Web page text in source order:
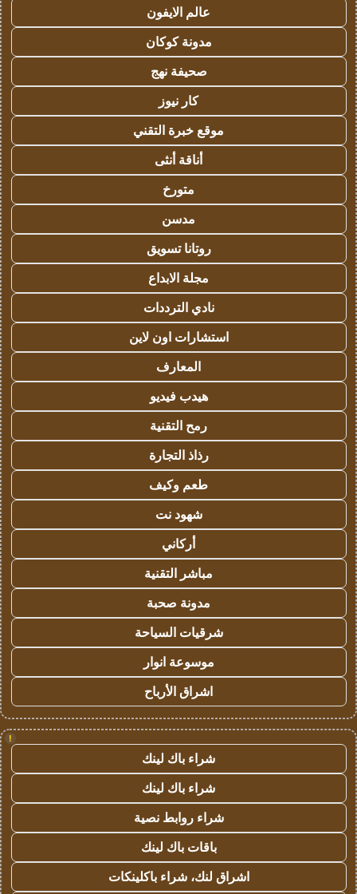
عالم الايفون
مدونة كوكان
صحيفة نهج
كار نيوز
موقع خبرة التقني
أناقة أنثى
متورخ
مدسن
روتانا تسويق
مجلة الابداع
نادي الترددات
استشارات اون لاين
المعارف
هيدب فيديو
رمح التقنية
رذاذ التجارة
طعم وكيف
شهود نت
أركاني
مباشر التقنية
مدونة صحبة
شرقيات السياحة
موسوعة انوار
اشراق الأرباح
!
شراء باك لينك
شراء باك لينك
شراء روابط نصية
باقات باك لينك
اشراق لنك، شراء باكلينكات